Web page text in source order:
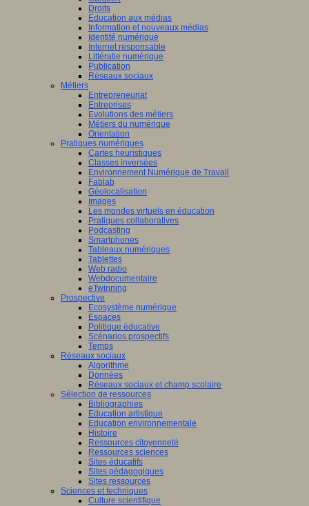
Droits
Education aux médias
Information et nouveaux médias
Identité numérique
Internet responsable
Littératie numérique
Publication
Réseaux sociaux
Métiers
Entrepreneuriat
Entreprises
Evolutions des métiers
Métiers du numérique
Orientation
Pratiques numériques
Cartes heuristiques
Classes inversées
Environnement Numérique de Travail
Fablab
Géolocalisation
Images
Les mondes virtuels en éducation
Pratiques collaboratives
Podcasting
Smartphones
Tableaux numériques
Tablettes
Web radio
Webdocumentaire
eTwinning
Prospective
Ecosystème numérique
Espaces
Politique éducative
Scénarios prospectifs
Temps
Réseaux sociaux
Algorithme
Données
Réseaux sociaux et champ scolaire
Sélection de ressources
Bibliographies
Education artistique
Education environnementale
Histoire
Ressources citoyenneté
Ressources sciences
Sites éducatifs
Sites pédagogiques
Sites ressources
Sciences et techniques
Culture scientifique